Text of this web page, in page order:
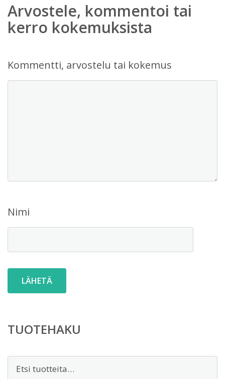
Arvostele, kommentoi tai
kerro kokemuksista
Kommentti, arvostelu tai kokemus
Nimi
TUOTEHAKU